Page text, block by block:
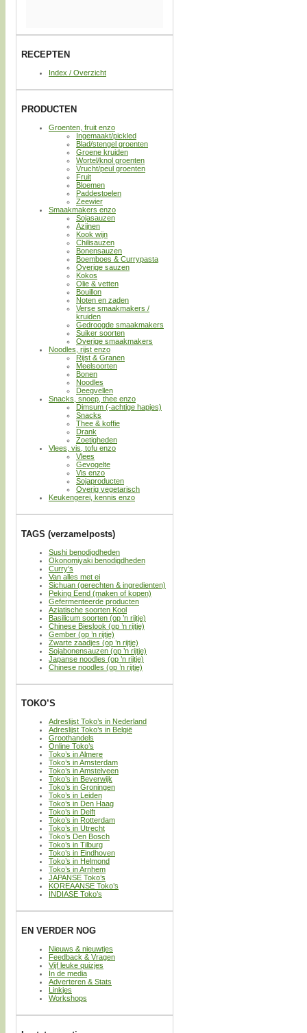
RECEPTEN
Index / Overzicht
PRODUCTEN
Groenten, fruit enzo
Ingemaakt/pickled
Blad/stengel groenten
Groene kruiden
Wortel/knol groenten
Vrucht/peul groenten
Fruit
Bloemen
Paddestoelen
Zeewier
Smaakmakers enzo
Sojasauzen
Azijnen
Kook wijn
Chilisauzen
Bonensauzen
Boemboes & Currypasta
Overige sauzen
Kokos
Olie & vetten
Bouillon
Noten en zaden
Verse smaakmakers /
kruiden
Gedroogde smaakmakers
Suiker soorten
Overige smaakmakers
Noodles, rijst enzo
Rijst & Granen
Meelsoorten
Bonen
Noodles
Deegvellen
Snacks, snoep, thee enzo
Dimsum (-achtige hapjes)
Snacks
Thee & koffie
Drank
Zoetigheden
Vlees, vis, tofu enzo
Vlees
Gevogelte
Vis enzo
Sojaproducten
Overig vegetarisch
Keukengerei, kennis enzo
TAGS (verzamelposts)
Sushi benodigdheden
Okonomiyaki benodigdheden
Curry’s
Van alles met ei
Sichuan (gerechten & ingredienten)
Peking Eend (maken of kopen)
Gefermenteerde producten
Aziatische soorten Kool
Basilicum soorten (op ’n rijtje)
Chinese Bieslook (op ’n rijtje)
Gember (op ’n rijtje)
Zwarte zaadjes (op ’n rijtje)
Sojabonensauzen (op ’n rijtje)
Japanse noodles (op ’n rijtje)
Chinese noodles (op ’n rijtje)
TOKO’S
Adreslijst Toko’s in Nederland
Adreslijst Toko’s in België
Groothandels
Online Toko’s
Toko’s in Almere
Toko’s in Amsterdam
Toko’s in Amstelveen
Toko’s in Beverwijk
Toko’s in Groningen
Toko’s in Leiden
Toko’s in Den Haag
Toko’s in Delft
Toko’s in Rotterdam
Toko’s in Utrecht
Toko’s Den Bosch
Toko’s in Tilburg
Toko’s in Eindhoven
Toko’s in Helmond
Toko’s in Arnhem
JAPANSE Toko’s
KOREAANSE Toko’s
INDIASE Toko’s
EN VERDER NOG
Nieuws & nieuwtjes
Feedback & Vragen
Vijf leuke quizjes
In de media
Adverteren & Stats
Linkjes
Workshops